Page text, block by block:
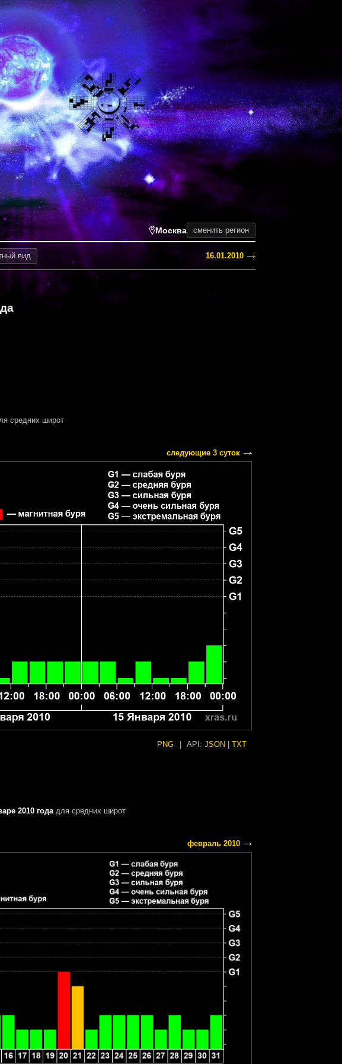
Москва сменить регион
вид 16.01.2010
средних широт
следующие 3 суток
PNG API: JSON TXT
2010 годадля средних широт
февраль 2010